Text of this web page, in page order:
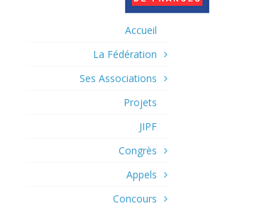
Accueil
La Fédération
Ses Associations
Projets
JIPF
Congrès
Appels
Concours